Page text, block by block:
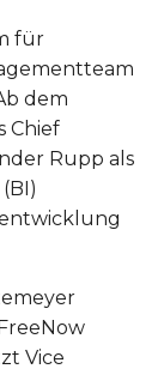
für
dem
Chief
Rupp als
Vice